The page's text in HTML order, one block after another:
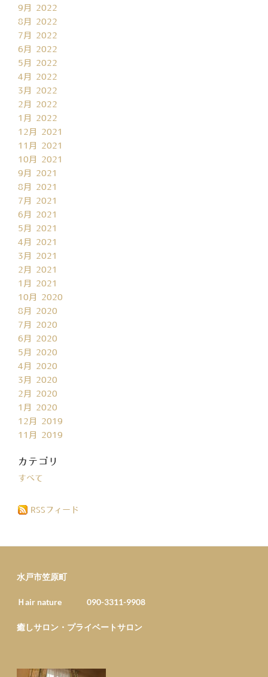
9月 2022
8月 2022
7月 2022
6月 2022
5月 2022
4月 2022
3月 2022
2月 2022
1月 2022
12月 2021
11月 2021
10月 2021
9月 2021
8月 2021
7月 2021
6月 2021
5月 2021
4月 2021
3月 2021
2月 2021
1月 2021
10月 2020
8月 2020
7月 2020
6月 2020
5月 2020
4月 2020
3月 2020
2月 2020
1月 2020
12月 2019
11月 2019
カテゴリ
すべて
RSSフィード
水戸市笠原町
Ｈair nature 090-3311-9908
癒しサロン・プライベートサロン